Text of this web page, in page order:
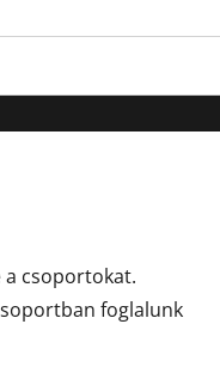
sportért!
a csoportokat.
foglalunk